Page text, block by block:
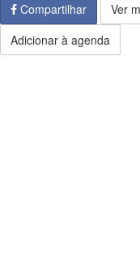
Compartilhar
Ver
Adicionar à agenda